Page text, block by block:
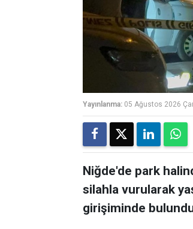
Yayınlanma: 05 Ağustos 2026
Niğde'de park
silahla vurularak
girişiminde